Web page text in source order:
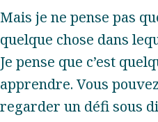
Mais je ne pense pas
quelque chose dans
Je pense que c’est
apprendre. Vous
regarder un défi sous